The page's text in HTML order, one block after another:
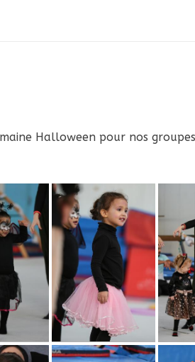
Halloween pour nos